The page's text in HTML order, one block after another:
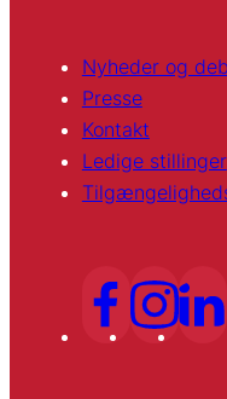
Nyheder og
Presse
Kontakt
Ledige stillinger